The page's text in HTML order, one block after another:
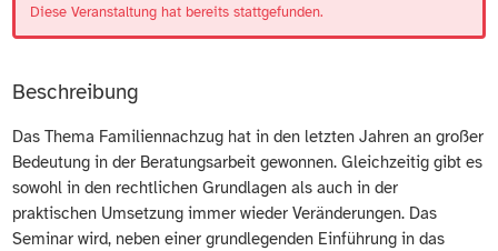
Diese Veranstaltung hat bereits stattgefunden.
Beschreibung
Das Thema Familiennachzug hat in den letzten Jahren an großer
Bedeutung in der Beratungsarbeit gewonnen. Gleichzeitig gibt es
sowohl in den rechtlichen Grundlagen als auch in der
praktischen Umsetzung immer wieder Veränderungen. Das
Seminar wird, neben einer grundlegenden Einführung in das